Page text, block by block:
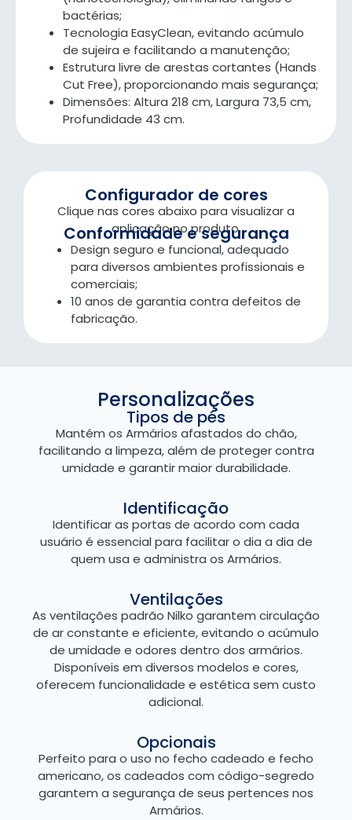
bactérias;
Tecnologia EasyClean, evitando acúmulo
de sujeira e facilitando a manutenção;
Estrutura livre de arestas cortantes (Hands
Cut Free), proporcionando mais segurança;
Dimensões: Altura 218 cm, Largura 73,5 cm,
Profundidade 43 cm.
Configurador de cores
Clique nas cores abaixo para visualizar a
aplicação no produto.
Conformidade e segurança
Design seguro e funcional, adequado
para diversos ambientes profissionais e
comerciais;
10 anos de garantia contra defeitos de
fabricação.
Personalizações
Tipos de pés
Mantém os Armários afastados do chão,
facilitando a limpeza, além de proteger contra
umidade e garantir maior durabilidade.
Identificação
Identificar as portas de acordo com cada
usuário é essencial para facilitar o dia a dia de
quem usa e administra os Armários.
Ventilações
As ventilações padrão Nilko garantem circulação
de ar constante e eficiente, evitando o acúmulo
de umidade e odores dentro dos armários.
Disponíveis em diversos modelos e cores,
oferecem funcionalidade e estética sem custo
adicional.
Opcionais
Perfeito para o uso no fecho cadeado e fecho
americano, os cadeados com código-segredo
garantem a segurança de seus pertences nos
Armários.